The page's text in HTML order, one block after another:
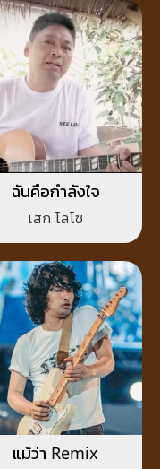
ฉันคือกำลังใจ
เสก โลโซ
แม้ว่า Remix